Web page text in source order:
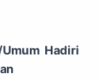
Hadiri